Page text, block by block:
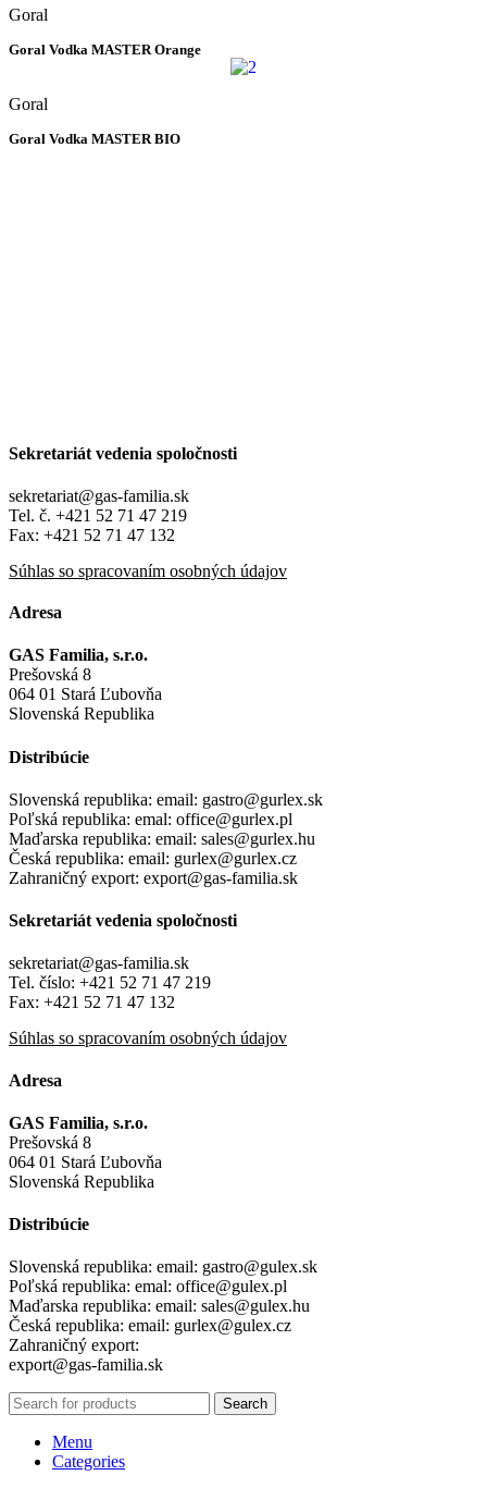
Goral
Goral Vodka MASTER Orange
Goral
Goral Vodka MASTER BIO
Sekretariát vedenia spoločnosti
sekretariat@gas-familia.sk
Tel. č. +421 52 71 47 219
Fax: +421 52 71 47 132
Súhlas so spracovaním osobných údajov
Adresa
GAS Familia, s.r.o.
Prešovská 8
064 01 Stará Ľubovňa
Slovenská Republika
Distribúcie
Slovenská republika: email: gastro@gurlex.sk
Poľská republika: emal: office@gurlex.pl
Maďarska republika: email: sales@gurlex.hu
Česká republika: email: gurlex@gurlex.cz
Zahraničný export: export@gas-familia.sk
Sekretariát vedenia spoločnosti
sekretariat@gas-familia.sk
Tel. číslo: +421 52 71 47 219
Fax: +421 52 71 47 132
Súhlas so spracovaním osobných údajov
Adresa
GAS Familia, s.r.o.
Prešovská 8
064 01 Stará Ľubovňa
Slovenská Republika
Distribúcie
Slovenská republika: email: gastro@gulex.sk
Poľská republika: emal: office@gulex.pl
Maďarska republika: email: sales@gulex.hu
Česká republika: email: gurlex@gulex.cz
Zahraničný export:
export@gas-familia.sk
Search
Menu
Categories